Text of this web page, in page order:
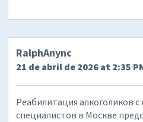
RalphAnync
21 de abril de 2026 at 2:35
Реабилитация алкоголиков
специалистов в Москве